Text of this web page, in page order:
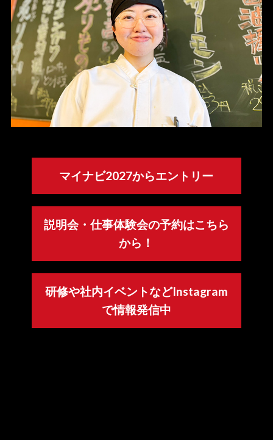
マイナビ2027からエントリー
説明会・仕事体験会の予約はこちら
から！
研修や社内イベントなどInstagram
で情報発信中